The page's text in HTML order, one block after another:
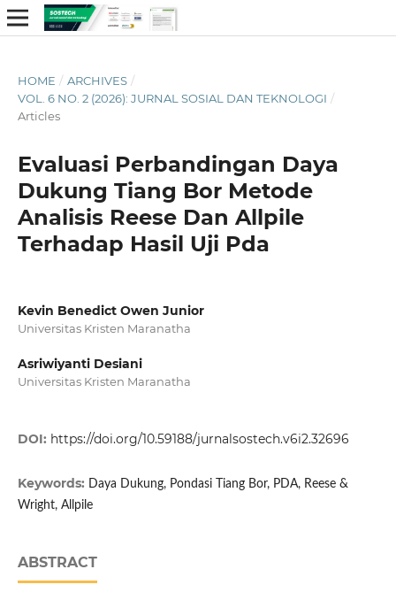
HOME / ARCHIVES /
VOL. 6 NO. 2 (2026): JURNAL SOSIAL DAN TEKNOLOGI /
Articles
Evaluasi Perbandingan Daya
Dukung Tiang Bor Metode
Analisis Reese Dan Allpile
Terhadap Hasil Uji Pda
Kevin Benedict Owen Junior
Universitas Kristen Maranatha
Asriwiyanti Desiani
Universitas Kristen Maranatha
DOI: https://doi.org/10.59188/jurnalsostech.v6i2.32696
Keywords: Daya Dukung, Pondasi Tiang Bor, PDA, Reese &
Wright, Allpile
ABSTRACT